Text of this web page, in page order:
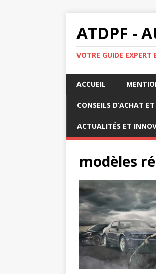
ATDPF -
VOTRE GUIDE
ACCUEIL
CONSEILS D’ACHAT
ACTUALITÉS ET
modèles